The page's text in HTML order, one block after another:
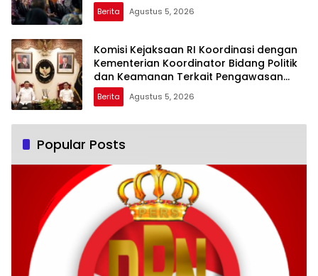
Berita Agustus 5, 2026
Komisi Kejaksaan RI Koordinasi dengan
Kementerian Koordinator Bidang Politik
dan Keamanan Terkait Pengawasan
Penanganan Perkara Dugaan Korupsi
dan TPPU Mantan Jampidsus, FA
Berita Agustus 5, 2026
Popular Posts